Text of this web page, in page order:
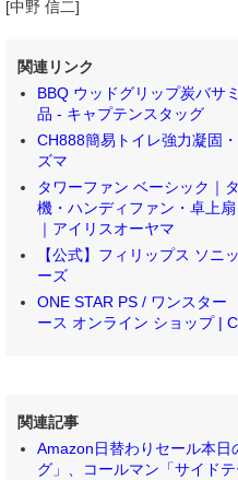
[中野 信二]
関連リンク
BBQ ウッドグリップ炭バサ
品 - キャプテンスタッグ
CH888簡易トイレ強力凝固
ズマ
タワーファン ベーシック｜
機・ハンディファン・卓上
｜アイリスオーヤマ
【公式】フィリップス ソニ
ーズ
ONE STAR PS / ワンスタ
ース オンライン ショップ |
関連記事
Amazon日替わりセール本日
グ」、コールマン「サイド